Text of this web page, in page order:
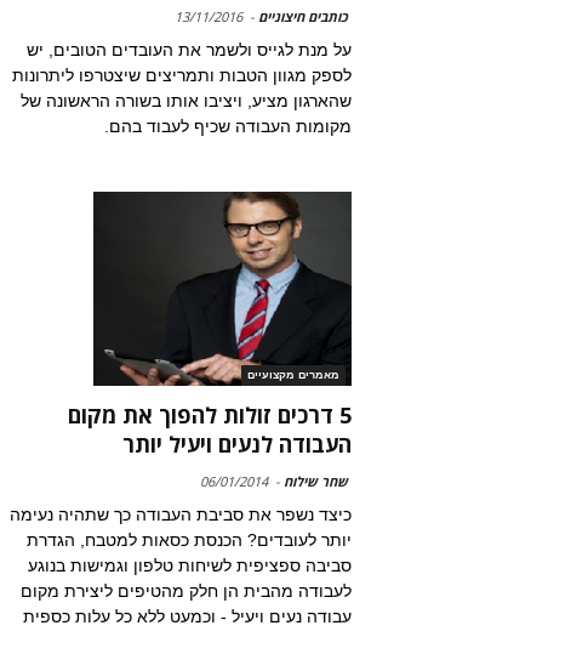
כותבים חיצוניים -
13/11/2016
על מנת לגייס ולשמר את העובדים הטובים, יש
לספק מגוון הטבות ותמריצים שיצטרפו ליתרונות
שהארגון מציע, ויציבו אותו בשורה הראשונה של
מקומות העבודה שכיף לעבוד בהם.
מאמרים מקצועיים
5 דרכים זולות להפוך את מקום
העבודה לנעים ויעיל יותר
שחר שילוח -
06/01/2014
כיצד נשפר את סביבת העבודה כך שתהיה נעימה
יותר לעובדים? הכנסת כסאות למטבח, הגדרת
סביבה ספציפית לשיחות טלפון וגמישות בנוגע
לעבודה מהבית הן חלק מהטיפים ליצירת מקום
עבודה נעים ויעיל - וכמעט ללא כל עלות כספית